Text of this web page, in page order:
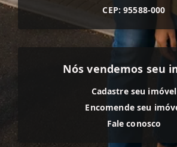
CEP: 95588-000
Nós vendemos seu
Cadastre seu imóvel
Encomende seu
Fale conosco